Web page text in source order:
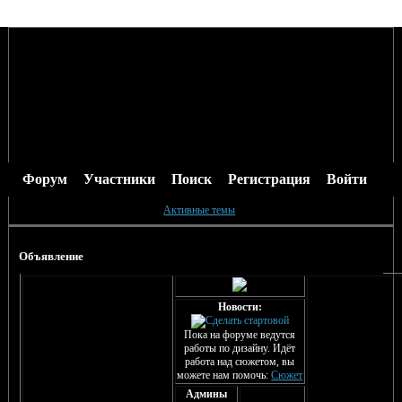
Форум Участники Поиск Регистрация Войти
Активные темы
Объявление
Новости:
Пока на форуме ведутся
работы по дизайну. Идёт
работа над сюжетом, вы
можете нам помочь:Сюжет
Админы